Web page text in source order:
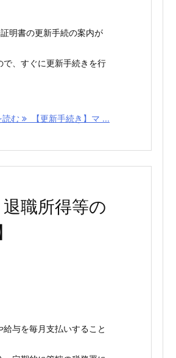
明書の更新手続の案内が
、すぐに更新手続きを行
読む 【更新手続き】マ ...
職所得等の
与を毎月支払いすること